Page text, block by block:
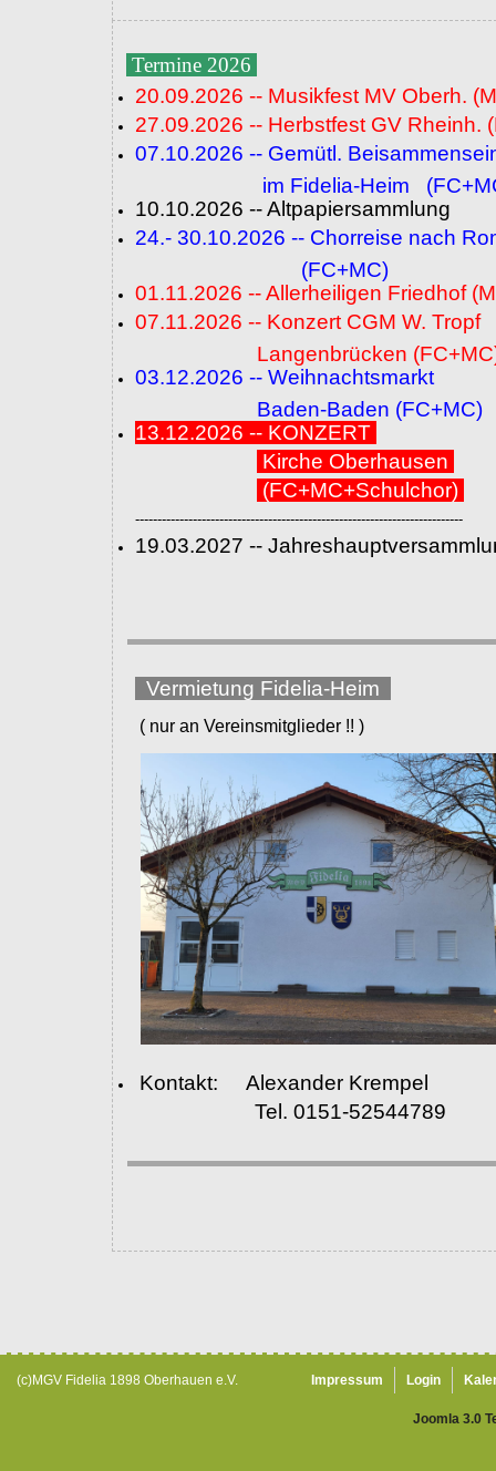
Termine 2026
20.09.2026 -- Musikfest MV Oberh.
27.09.2026 -- Herbstfest GV Rheinh.
07.10.2026 -- Gemütl.
im Fidelia-Heim
10.10.2026 -- Altpapiersammlung
24.- 30.10.2026 -- Chorreise nach
(FC+MC)
01.11.2026 -- Allerheiligen Friedhof
07.11.2026 -- Konzert CGM W. Tropf
Langenbrücken
03.12.2026 -- Weihnachtsmarkt
Baden-Baden (FC+MC)
13.12.2026 -- KONZERT
Kirche Oberhausen
(FC+MC+Schulchor)
--------------------------------------------------------------------------
19.03.2027 --
Vermietung Fidelia-Heim
( nur an Vereinsmitglieder !! )
Kontakt: Alexander Krempel
Tel. 0151-52544789
(c)MGV Fidelia 1898 Oberhauen e.V. Impressum Login
Joomla 3.0